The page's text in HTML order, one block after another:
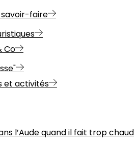
faire
Co
et activités
l’Aude quand il fait trop chaud